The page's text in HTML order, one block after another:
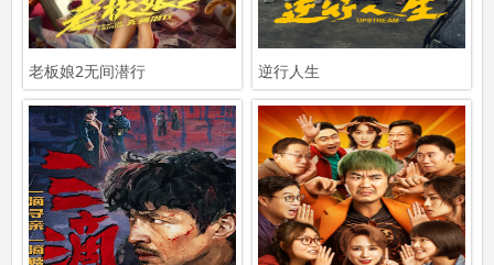
老板娘2无间潜行 逆行人生